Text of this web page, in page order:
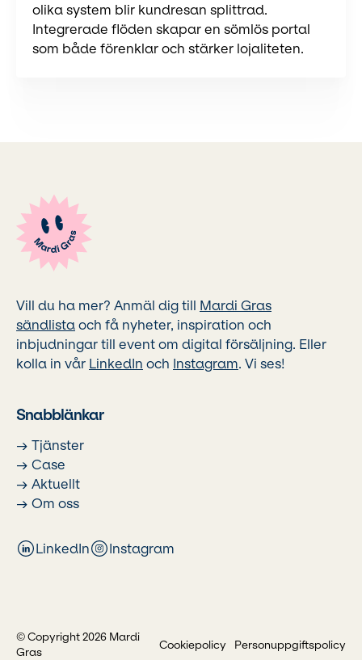
olika system blir kundresan splittrad.
Integrerade flöden skapar en sömlös portal
som både förenklar och stärker lojaliteten.
Vill du ha mer? Anmäl dig till Mardi Gras
sändlista och få nyheter, inspiration och
inbjudningar till event om digital försäljning. Eller
kolla in vår LinkedIn och Instagram. Vi ses!
Snabblänkar
→ Tjänster
→ Case
→ Aktuellt
→ Om oss
LinkedIn Instagram
© Copyright 2026 Mardi
Gras
Cookiepolicy Personuppgiftspolicy